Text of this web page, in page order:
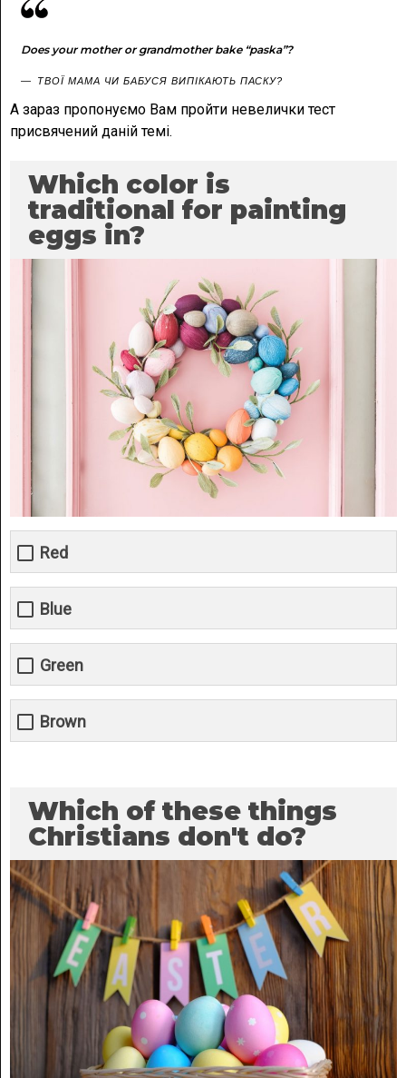
Does your mother or grandmother bake “paska”?
ТВОЇ МАМА ЧИ БАБУСЯ ВИПІКАЮТЬ ПАСКУ?
А зараз пропонуємо Вам пройти невелички тест
присвячений даній темі.
Which color is
traditional for painting
eggs in?
Red
Blue
Green
Brown
Which of these things
Christians don't do?